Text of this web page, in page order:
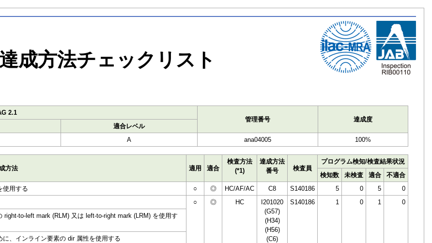
達成方法チェックリスト
2.1
管理番号
達成度
適合レベル
A ana04005 100%
方法 適用 適合
検査方法
(*1)
達成方法
番号
検査員
プログラム検知/検査結果状況
検知数
未検査 適合
不適合
使用する ○ ◎ HC/AF/AC C8 S140186 5 0 5
0
○ ◎ HC
I201020
(G57)
(H34)
(H56)
(C6)
S140186 1 0 1
0
to-left mark (RLM) 又は left-to-right mark (LRM) を使用す
、インライン要素の dir 属性を使用する